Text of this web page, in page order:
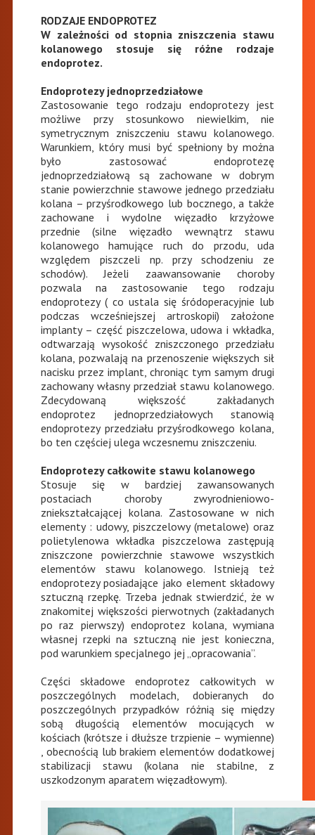
RODZAJE ENDOPROTEZ
W zależności od stopnia zniszczenia stawu
kolanowego stosuje się różne rodzaje
endoprotez.
Endoprotezy jednoprzedziałowe
Zastosowanie tego rodzaju endoprotezy jest
możliwe przy stosunkowo niewielkim, nie
symetrycznym zniszczeniu stawu kolanowego.
Warunkiem, który musi być spełniony by można
było zastosować endoprotezę
jednoprzedziałową są zachowane w dobrym
stanie powierzchnie stawowe jednego przedziału
kolana – przyśrodkowego lub bocznego, a także
zachowane i wydolne więzadło krzyżowe
przednie (silne więzadło wewnątrz stawu
kolanowego hamujące ruch do przodu, uda
względem piszczeli np. przy schodzeniu ze
schodów). Jeżeli zaawansowanie choroby
pozwala na zastosowanie tego rodzaju
endoprotezy ( co ustala się śródoperacyjnie lub
podczas wcześniejszej artroskopii) założone
implanty – część piszczelowa, udowa i wkładka,
odtwarzają wysokość zniszczonego przedziału
kolana, pozwalają na przenoszenie większych sił
nacisku przez implant, chroniąc tym samym drugi
zachowany własny przedział stawu kolanowego.
Zdecydowaną większość zakładanych
endoprotez jednoprzedziałowych stanowią
endoprotezy przedziału przyśrodkowego kolana,
bo ten częściej ulega wczesnemu zniszczeniu.
Endoprotezy całkowite stawu kolanowego
Stosuje się w bardziej zawansowanych
postaciach choroby zwyrodnieniowo-
zniekształcającej kolana. Zastosowane w nich
elementy : udowy, piszczelowy (metalowe) oraz
polietylenowa wkładka piszczelowa zastępują
zniszczone powierzchnie stawowe wszystkich
elementów stawu kolanowego. Istnieją też
endoprotezy posiadające jako element składowy
sztuczną rzepkę. Trzeba jednak stwierdzić, że w
znakomitej większości pierwotnych (zakładanych
po raz pierwszy) endoprotez kolana, wymiana
własnej rzepki na sztuczną nie jest konieczna,
pod warunkiem specjalnego jej „opracowania”.
Części składowe endoprotez całkowitych w
poszczególnych modelach, dobieranych do
poszczególnych przypadków różnią się między
sobą długością elementów mocujących w
kościach (krótsze i dłuższe trzpienie – wymienne)
, obecnością lub brakiem elementów dodatkowej
stabilizacji stawu (kolana nie stabilne, z
uszkodzonym aparatem więzadłowym).